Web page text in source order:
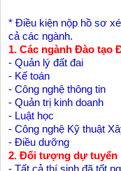
​* Điều kiện nộp hồ sơ
cả các ngành.
1. Các ngành Đào tạo
- Quản lý đất đai
- Kế toán
- Công nghệ thông tin
- Quản trị kinh doanh
- Luật học
- Công nghệ Kỹ thuật
- Điều dưỡng
2. Đối tượng dự tuyển
- Tất cả thí sinh đã tốt